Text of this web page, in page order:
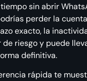
sin abrir
perder la
exacto, la
de riesgo y puede
definitiva.
rápida te